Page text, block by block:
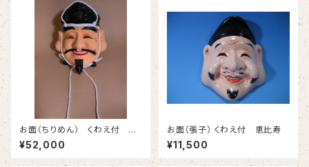
お面（ちりめん） くわえ付 恵
比寿
¥52,000
お面（張子） くわえ付 恵比寿
¥11,500